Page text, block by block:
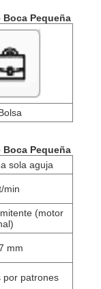
Pequeña
Pequeña
sola aguja
min
(motor
mm
por patrones